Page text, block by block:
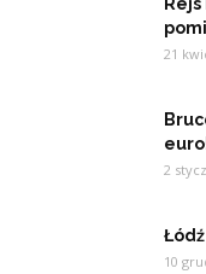
21
2
10